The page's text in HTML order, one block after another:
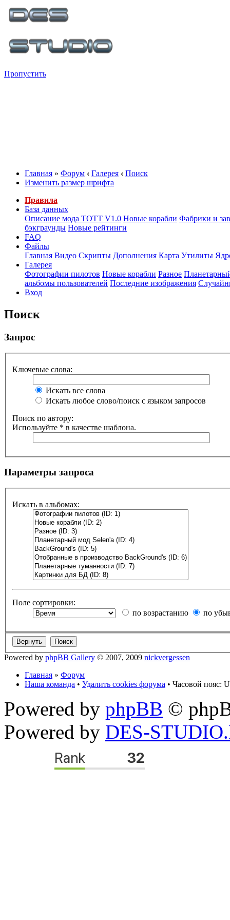
Пропустить
Главная » Форум ‹ Галерея ‹ Поиск
Изменить размер шрифта
Правила
База данных
Описание мода ТОТТ V1.0 Новые корабли Фабрики и
бэкграунды Новые рейтинги
FAQ
Файлы
Главная Видео Скрипты Дополнения Карта Утилиты
Галерея
Фотографии пилотов Новые корабли Разное
альбомы пользователей Последние изображения
Вход
Поиск
Запрос
Ключевые слова:
Искать все слова
Искать любое слово/поиск с языком запросов
Поиск по автору:
Используйте * в качестве шаблона.
Параметры запроса
Искать в альбомах:
Поле сортировки:
по возрастанию
по
Powered by phpBB Gallery © 2007, 2009 nickvergessen
Главная » Форум
Наша команда • Удалить cookies форума • Часовой пояс:
Powered by phpBB ©
Powered by DES-